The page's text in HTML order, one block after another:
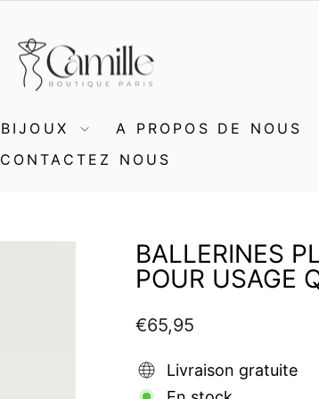
BIJOUX A PROPOS DE NOUS
CONTACTEZ NOUS
BALLERINES
POUR USAGE
Prix
€65,95
Livraison gratuite